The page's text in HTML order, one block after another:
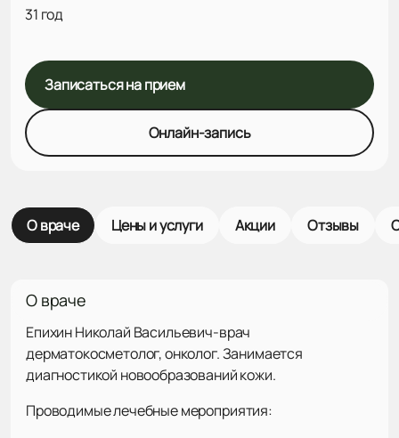
31 год
Записаться на прием
Онлайн-запись
О враче Цены и услуги Акции Отзывы
О враче
Епихин Николай Васильевич-врач
дерматокосметолог, онколог. Занимается
диагностикой новообразований кожи.
Проводимые лечебные мероприятия: